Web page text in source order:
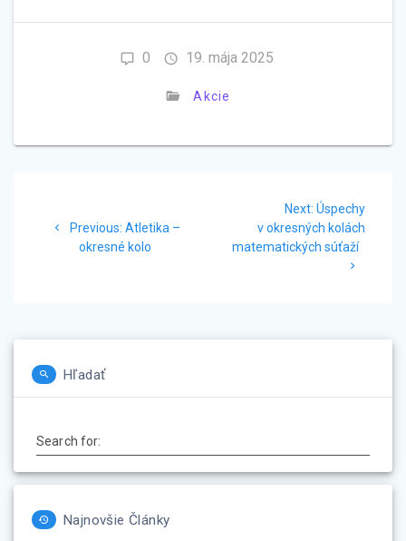
0 19. mája 2025
Akcie
Previous: Previous
post:
Atletika –
okresné kolo
Next: Next
post:
Úspechy
v okresných kolách
matematických súťaží
Hľadať
Search for:
Najnovšie Články